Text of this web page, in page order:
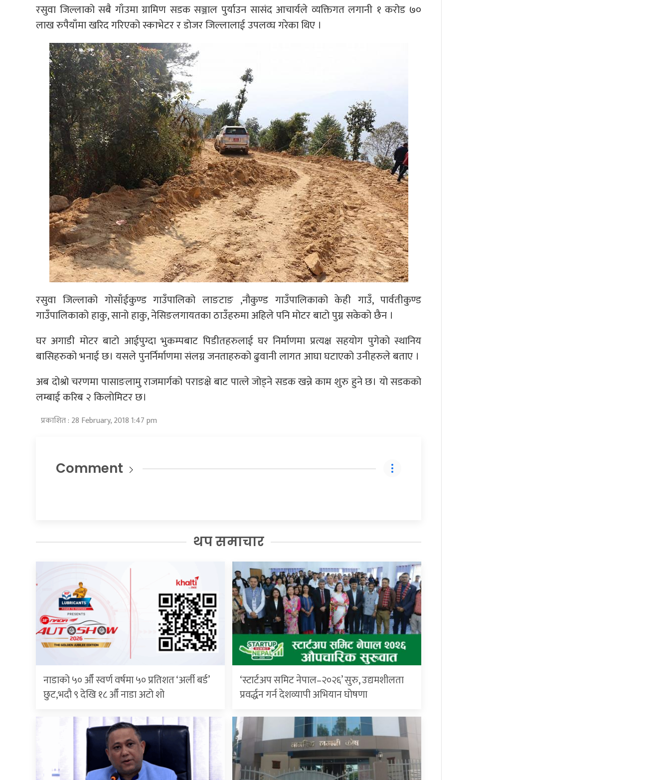
रसुवा जिल्लाको सबै गाँउमा ग्रामिण सडक सञ्जाल पुर्याउन सासंद आचार्यले व्यक्तिगत लगानी १ करोड ७०
लाख रुपैयाँमा खरिद गरिएको स्काभेटर र डोजर जिल्लालाई उपलव्घ गरेका थिए ।
रसुवा जिल्लाको गोसाँईकुण्ड गाउँपालिको लाङटाङ ,नौकुण्ड गाउँपालिकाको केही गाउँ, पार्वतीकुण्ड
गाउँपालिकाको हाकु, सानो हाकु, नेसिङलगायतका ठाउँहरुमा अहिले पनि मोटर बाटो पुग्न सकेको छैन ।
घर अगाडी मोटर बाटो आईपुग्दा भुकम्पबाट पिडीतहरुलाई घर निर्माणमा प्रत्यक्ष सहयोग पुगेको स्थानिय
बासिहरुको भनाई छ। यसले पुनर्निर्माणमा संलग्न जनताहरुको ढुवानी लागत आघा घटाएको उनीहरुले बताए ।
अब दोश्रो चरणमा पासाङलामु राजमार्गको पराङक्षे बाट पात्ले जोड्ने सडक खन्ने काम शुरु हुने छ। यो सडकको
लम्बाई करिब २ किलोमिटर छ।
प्रकाशित : 28 February, 2018 1:47 pm
Comment
थप समाचार
नाडाको ५० औँ स्वर्ण वर्षमा ५० प्रतिशत ‘अर्ली बर्ड’
छुट,भदौ ९ देखि १८ औँ नाडा अटो शो
‘स्टार्टअप समिट नेपाल–२०२६’ सुरु, उद्यमशीलता
प्रवर्द्धन गर्न देशव्यापी अभियान घोषणा